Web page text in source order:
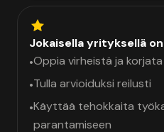
Jokaisella yrityksellä
•Oppia virheistä ja
•Tulla arvioiduksi reilusti
•Käyttää tehokkaita
parantamiseen